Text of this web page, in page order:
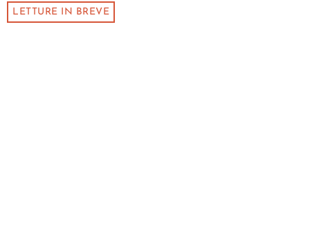
LETTURE IN BREVE